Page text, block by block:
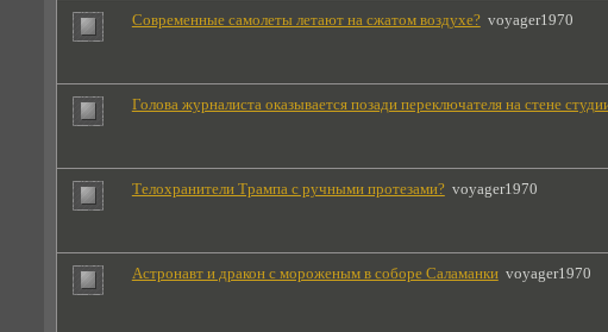
Современные самолеты летают на сжатом воздухе? voyager1970
Голова журналиста оказывается позади переключателя на стене
Телохранители Трампа с ручными протезами? voyager1970
Астронавт и дракон с мороженым в соборе Саламанки voyager1970